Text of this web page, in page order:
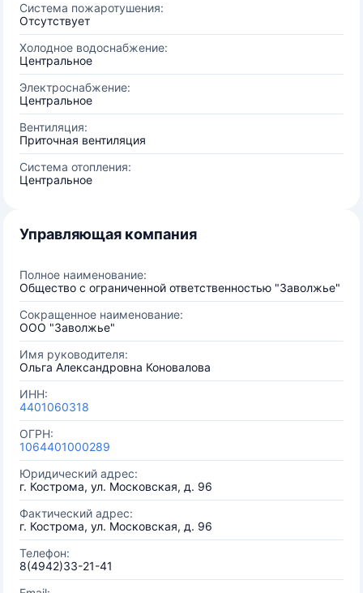
Система пожаротушения:
Отсутствует
Холодное водоснабжение:
Центральное
Электроснабжение:
Центральное
Вентиляция:
Приточная вентиляция
Система отопления:
Центральное
Управляющая компания
Полное наименование:
Общество с ограниченной ответственностью "Заволжье"
Сокращенное наименование:
ООО "Заволжье"
Имя руководителя:
Ольга Александровна Коновалова
ИНН:
4401060318
ОГРН:
1064401000289
Юридический адрес:
г. Кострома, ул. Московская, д. 96
Фактический адрес:
г. Кострома, ул. Московская, д. 96
Телефон:
8(4942)33-21-41